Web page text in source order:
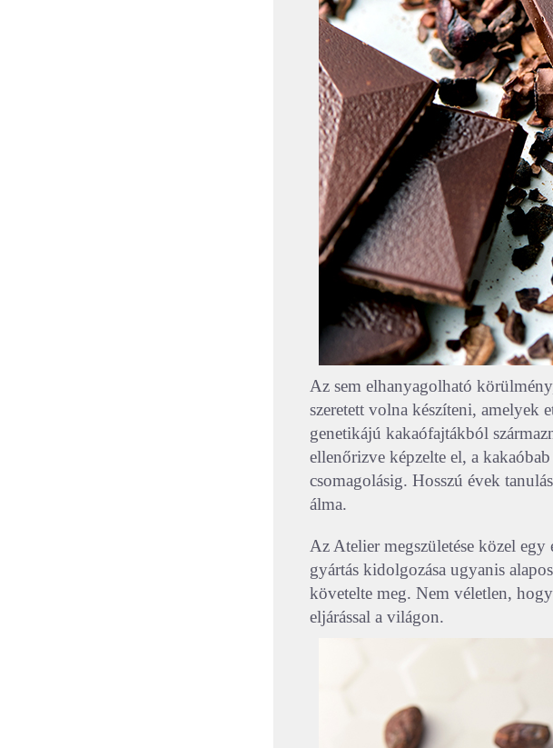
Az sem elhanyagolható
szeretett volna készíteni, amelyek
genetikájú kakaófajtákból
ellenőrizve képzelte el, a
csomagolásig. Hosszú évek
álma.
Az Atelier megszületése közel
gyártás kidolgozása ugyanis
követelte meg. Nem véletlen,
eljárással a világon.